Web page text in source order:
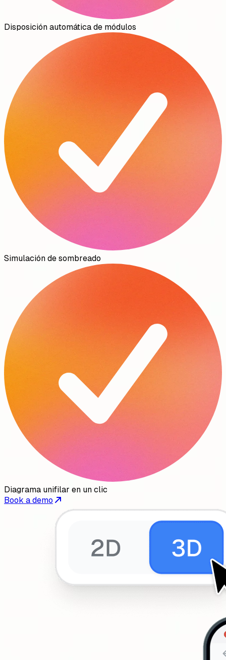
Disposición automática de módulos
Simulación de sombreado
Diagrama unifilar en un clic
Book a demo